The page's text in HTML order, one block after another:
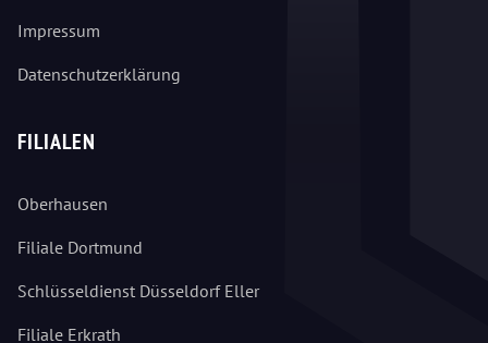
Impressum
Datenschutzerklärung
FILIALEN
Oberhausen
Filiale Dortmund
Schlüsseldienst Düsseldorf Eller
Filiale Erkrath